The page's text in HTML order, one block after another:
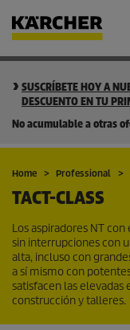
SUSCRÍBETE HOY A
DESCUENTO EN TU
No acumulable a otras
Home Professional
TACT-CLASS
Los aspiradores NT
sin interrupciones con
alta, incluso con
a sí mismo con
satisfacen las elevadas
construcción y talleres.